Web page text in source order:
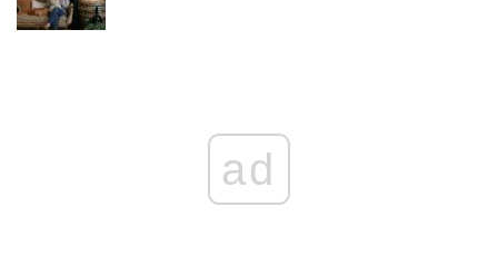
ad